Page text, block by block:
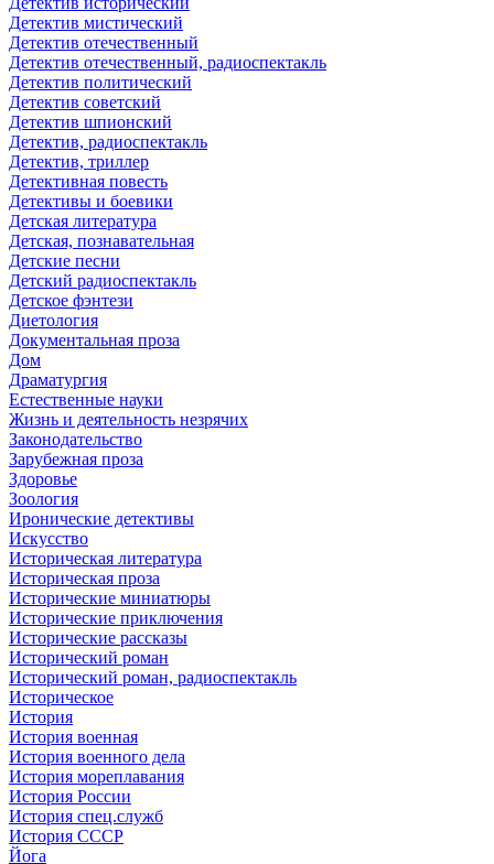
Детектив мистический
Детектив отечественный
Детектив отечественный, радиоспектакль
Детектив политический
Детектив советский
Детектив шпионский
Детектив, радиоспектакль
Детектив, триллер
Детективная повесть
Детективы и боевики
Детская литература
Детская, познавательная
Детские песни
Детский радиоспектакль
Детское фэнтези
Диетология
Документальная проза
Дом
Драматургия
Естественные науки
Жизнь и деятельность незрячих
Законодательство
Зарубежная проза
Здоровье
Зоология
Иронические детективы
Искусство
Историческая литература
Историческая проза
Исторические миниатюры
Исторические приключения
Исторические рассказы
Исторический роман
Исторический роман, радиоспектакль
Историческое
История
История военная
История военного дела
История мореплавания
История России
История спец.служб
История СССР
Йога